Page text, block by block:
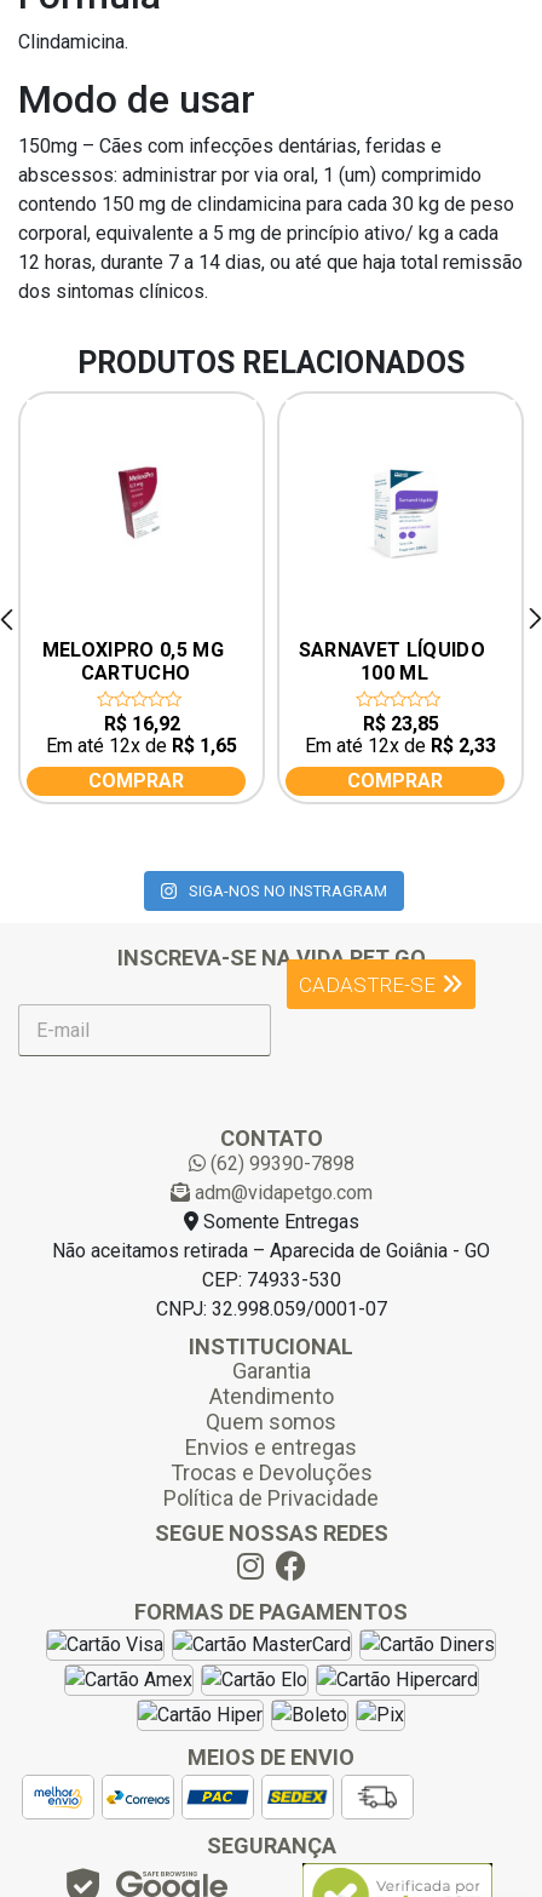
Clindamicina.
Modo de usar
150mg – Cães com infecções dentárias, feridas e
abscessos: administrar por via oral, 1 (um) comprimido
contendo 150 mg de clindamicina para cada 30 kg de peso
corporal, equivalente a 5 mg de princípio ativo/ kg a cada
12 horas, durante 7 a 14 dias, ou até que haja total remissão
dos sintomas clínicos.
PRODUTOS RELACIONADOS
MELOXIPRO 0,5 MG
CARTUCHO
out
of
5
R$16,92
Em até 12x de R$ 1,65
COMPRAR
SARNAVET LÍQUIDO
100 ML
out
of
5
R$23,85
Em até 12x de R$ 2,33
COMPRAR
SIGA-NOS NO INSTRAGRAM
INSCREVA-SE NA VIDA PET GO
E
m
CADASTRE-SE
CONTATO
(62) 99390-7898
adm@vidapetgo.com
Somente Entregas
Não aceitamos retirada – Aparecida de Goiânia - GO
CEP: 74933-530
CNPJ: 32.998.059/0001-07
INSTITUCIONAL
Garantia
Atendimento
Quem somos
Envios e entregas
Trocas e Devoluções
Política de Privacidade
SEGUE NOSSAS REDES
FORMAS DE PAGAMENTOS
MEIOS DE ENVIO
SEGURANÇA